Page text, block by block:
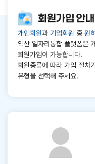
회원가입 안내
개인회원과 기업회원 중 원
익산 일자리통합 플랫폼은
회원가입이 가능합니다.
회원종류에 따라 가입 절차
유형을 선택해 주세요.